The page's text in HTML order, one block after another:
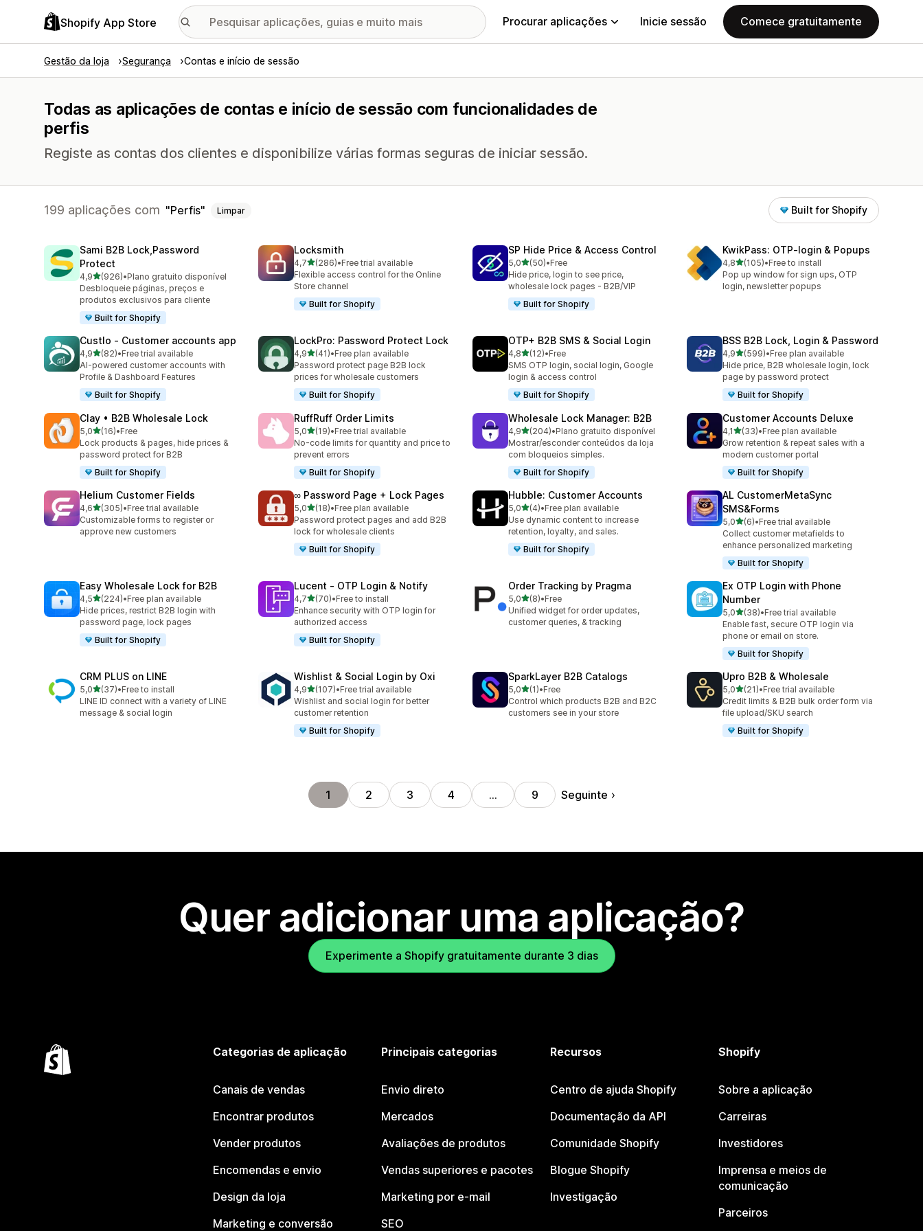
Shopify App Store Procurar aplicações Inicie sessão Comece gratuitamente
Gestão da loja Segurança Contas e início de sessão
Todas as aplicações de contas e início de sessão com funcionalidades de
perfis
Registe as contas dos clientes e disponibilize várias formas seguras de iniciar sessão.
199 aplicações com Perfis Limpar Built for Shopify
Sami B2B Lock,Password
Protect
4,9de 5 estrelas
(926)
926 total de avaliações
•Plano gratuito disponível
Desbloqueie páginas, preços e
produtos exclusivos para cliente
Built for Shopify
Locksmith
4,7de 5 estrelas
(286)
286 total de avaliações
•Free trial available
Flexible access control for the Online
Store channel
Built for Shopify
SP Hide Price & Access Control
5,0de 5 estrelas
(50)
50 total de avaliações
•Free
Hide price, login to see price,
wholesale lock pages - B2B/VIP
Built for Shopify
KwikPass: OTP‑login & Popups
4,8de 5 estrelas
(105)
105 total de avaliações
•Free to install
Pop up window for sign ups, OTP
login, newsletter popups
Custlo ‑ Customer accounts app
4,9de 5 estrelas
(82)
82 total de avaliações
•Free trial available
AI-powered customer accounts with
Profile & Dashboard Features
Built for Shopify
LockPro: Password Protect Lock
4,9de 5 estrelas
(41)
41 total de avaliações
•Free plan available
Password protect page B2B lock
prices for wholesale customers
Built for Shopify
OTP+ B2B SMS & Social Login
4,8de 5 estrelas
(12)
12 total de avaliações
•Free
SMS OTP login, social login, Google
login & access control
Built for Shopify
BSS B2B Lock, Login & Password
4,9de 5 estrelas
(599)
599 total de avaliações
•Free plan available
Hide price, B2B wholesale login, lock
page by password protect
Built for Shopify
Clay • B2B Wholesale Lock
5,0de 5 estrelas
(16)
16 total de avaliações
•Free
Lock products & pages, hide prices &
password protect for B2B
Built for Shopify
RuffRuff Order Limits
5,0de 5 estrelas
(19)
19 total de avaliações
•Free trial available
No‑code limits for quantity and price to
prevent errors
Built for Shopify
Wholesale Lock Manager: B2B
4,9de 5 estrelas
(204)
204 total de avaliações
•Plano gratuito disponível
Mostrar/esconder conteúdos da loja
com bloqueios simples.
Built for Shopify
Customer Accounts Deluxe
4,1de 5 estrelas
(33)
33 total de avaliações
•Free plan available
Grow retention & repeat sales with a
modern customer portal
Built for Shopify
Helium Customer Fields
4,6de 5 estrelas
(305)
305 total de avaliações
•Free trial available
Customizable forms to register or
approve new customers
∞ Password Page + Lock Pages
5,0de 5 estrelas
(18)
18 total de avaliações
•Free plan available
Password protect pages and add B2B
lock for wholesale clients
Built for Shopify
Hubble: Customer Accounts
5,0de 5 estrelas
(4)
4 total de avaliações
•Free plan available
Use dynamic content to increase
retention, loyalty, and sales.
Built for Shopify
AL CustomerMetaSync
SMS&Forms
5,0de 5 estrelas
(6)
6 total de avaliações
•Free trial available
Collect customer metafields to
enhance personalized marketing
Built for Shopify
Easy Wholesale Lock for B2B
4,5de 5 estrelas
(224)
224 total de avaliações
•Free plan available
Hide prices, restrict B2B login with
password page, lock pages
Built for Shopify
Lucent ‑ OTP Login & Notify
4,7de 5 estrelas
(70)
70 total de avaliações
•Free to install
Enhance security with OTP login for
authorized access
Built for Shopify
Order Tracking by Pragma
5,0de 5 estrelas
(8)
8 total de avaliações
•Free
Unified widget for order updates,
customer queries, & tracking
Ex OTP Login with Phone
Number
5,0de 5 estrelas
(38)
38 total de avaliações
•Free trial available
Enable fast, secure OTP login via
phone or email on store.
Built for Shopify
CRM PLUS on LINE
5,0de 5 estrelas
(37)
37 total de avaliações
•Free to install
LINE ID connect with a variety of LINE
message & social login
Wishlist & Social Login by Oxi
4,9de 5 estrelas
(107)
107 total de avaliações
•Free trial available
Wishlist and social login for better
customer retention
Built for Shopify
SparkLayer B2B Catalogs
5,0de 5 estrelas
(1)
1 total de avaliações
•Free
Control which products B2B and B2C
customers see in your store
Upro B2B & Wholesale
5,0de 5 estrelas
(21)
21 total de avaliações
•Free trial available
Credit limits & B2B bulk order form via
file upload/SKU search
Built for Shopify
1 2 3 4 … 9 Seguinte
Quer adicionar uma aplicação?
Experimente a Shopify gratuitamente durante 3 dias
Categorias de aplicação
Canais de vendas
Encontrar produtos
Vender produtos
Encomendas e envio
Design da loja
Marketing e conversão
Principais categorias
Envio direto
Mercados
Avaliações de produtos
Vendas superiores e pacotes
Marketing por e-mail
SEO
Recursos
Centro de ajuda Shopify
Documentação da API
Comunidade Shopify
Blogue Shopify
Investigação
Shopify
Sobre a aplicação
Carreiras
Investidores
Imprensa e meios de
comunicação
Parceiros